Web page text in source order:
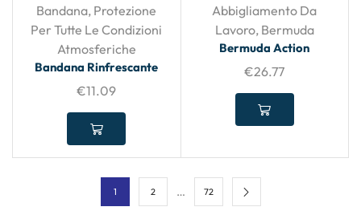
Bandana, Protezione
Per Tutte Le Condizioni
Atmosferiche
Bandana Rinfrescante
€11.09
Abbigliamento Da
Lavoro, Bermuda
Bermuda Action
€26.77
1 2 … 72